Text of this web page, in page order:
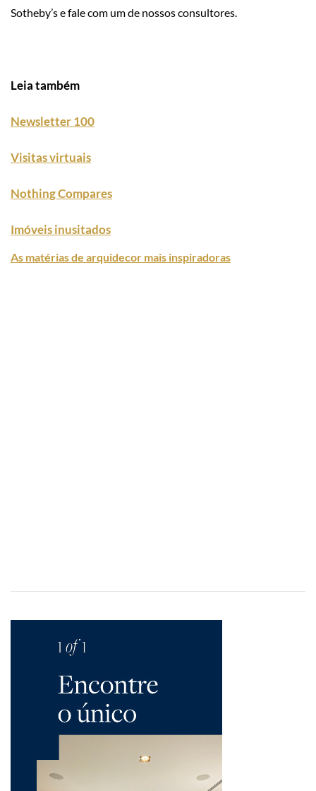
Sotheby’s e fale com um de nossos consultores.
Leia também
Newsletter 100
Visitas virtuais
Nothing Compares
Imóveis inusitados
As matérias de arquidecor mais inspiradoras